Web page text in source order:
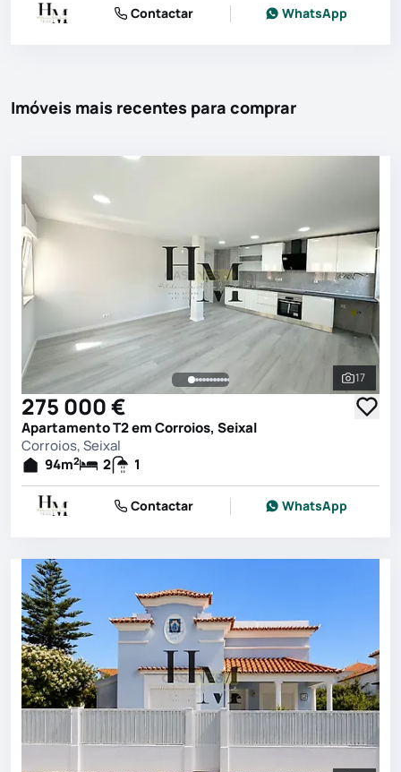
Contactar WhatsApp
Imóveis mais recentes para comprar
Ver
17
275 000 €
Apartamento T2 em Corroios, Seixal
Corroios, Seixal
94m2 2 1
Contactar WhatsApp